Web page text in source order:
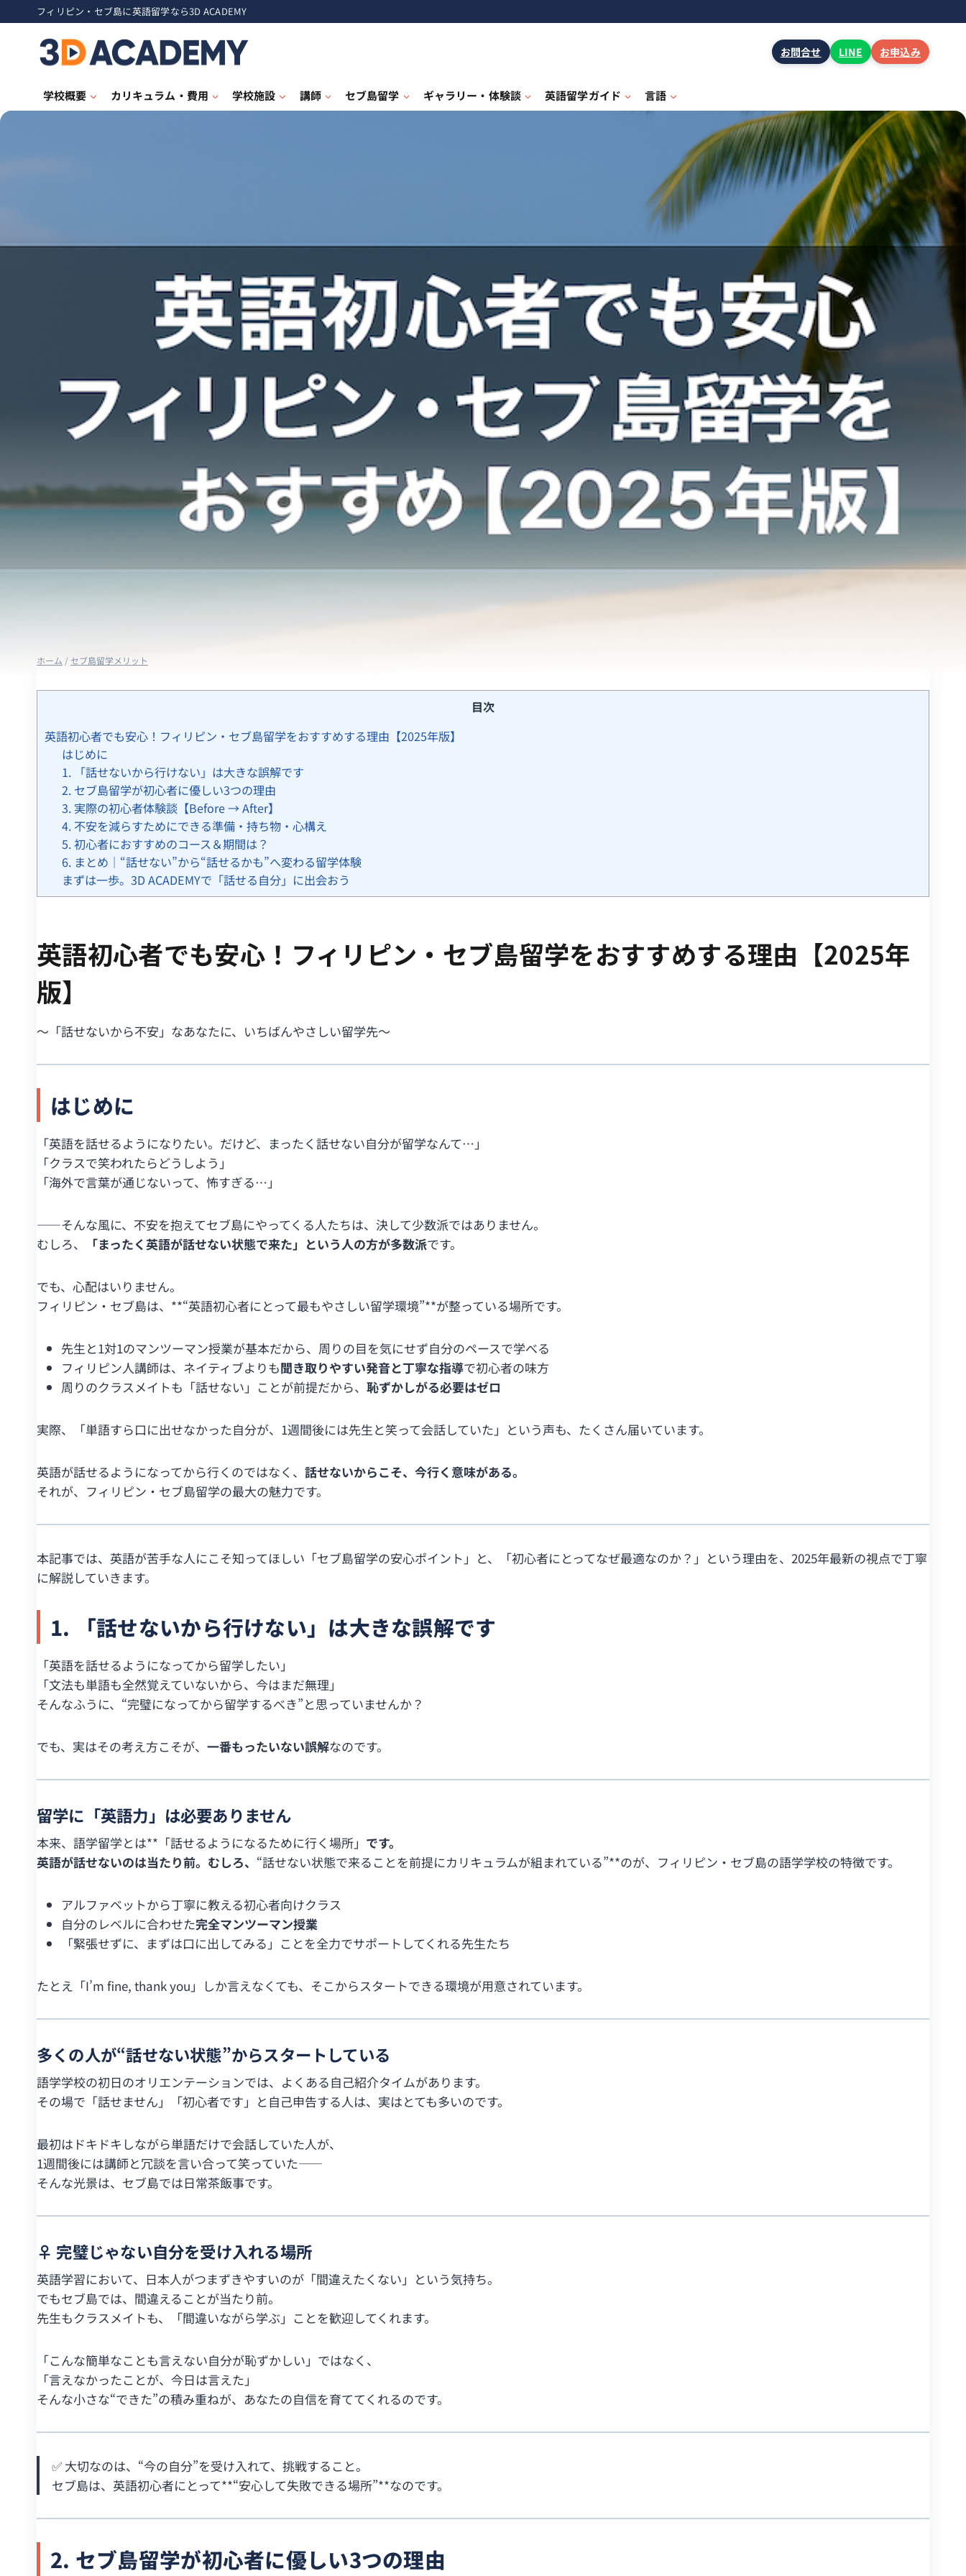
フィリピン・セブ島に英語留学なら3D ACADEMY
お問合せ LINE お申込み
学校概要 カリキュラム・費用 学校施設 講師 セブ島留学 ギャラリー・体験談 英語留学ガイド 言語
ホーム / セブ島留学メリット
目次
英語初心者でも安心！フィリピン・セブ島留学をおすすめする理由【2025年版】
はじめに
1. 「話せないから行けない」は大きな誤解です
2. セブ島留学が初心者に優しい3つの理由
3. 実際の初心者体験談【Before → After】
4. 不安を減らすためにできる準備・持ち物・心構え
5. 初心者におすすめのコース＆期間は？
6. まとめ｜“話せない”から“話せるかも”へ変わる留学体験
まずは一歩。3D ACADEMYで「話せる自分」に出会おう
英語初心者でも安心！フィリピン・セブ島留学をおすすめする理由【2025年
版】
〜「話せないから不安」なあなたに、いちばんやさしい留学先〜
はじめに
「英語を話せるようになりたい。だけど、まったく話せない自分が留学なんて…」
「クラスで笑われたらどうしよう」
「海外で言葉が通じないって、怖すぎる…」
――そんな風に、不安を抱えてセブ島にやってくる人たちは、決して少数派ではありません。
むしろ、
「まったく英語が話せない状態で来た」という人の方が多数派です。
でも、心配はいりません。
フィリピン・セブ島は、**“英語初心者にとって最もやさしい留学環境”**が整っている場所です。
先生と1対1のマンツーマン授業が基本だから、周りの目を気にせず自分のペースで学べる
フィリピン人講師は、ネイティブよりも聞き取りやすい発音と丁寧な指導で初心者の味方
周りのクラスメイトも「話せない」ことが前提だから、 恥ずかしがる必要はゼロ
実際、「単語すら口に出せなかった自分が、1週間後には先生と笑って会話していた」という声も、たくさん届いています。
英語が話せるようになってから行くのではなく、 話せないからこそ、今行く意味がある。
それが、フィリピン・セブ島留学の最大の魅力です。
本記事では、英語が苦手な人にこそ知ってほしい「セブ島留学の安心ポイント」と、「初心者にとってなぜ最適なのか？」という理由を、2025年最新の視点で丁寧
に解説していきます。
1. 「話せないから行けない」は大きな誤解です
「英語を話せるようになってから留学したい」
「文法も単語も全然覚えていないから、今はまだ無理」
そんなふうに、“完璧になってから留学するべき”と思っていませんか？
でも、実はその考え方こそが、 一番もったいない誤解なのです。
留学に「英語力」は必要ありません
本来、語学留学とは**「話せるようになるために行く場所」 です。
英語が話せないのは当たり前。むしろ、 “話せない状態で来ることを前提にカリキュラムが組まれている”**のが、フィリピン・セブ島の語学学校の特徴です。
アルファベットから丁寧に教える初心者向けクラス
自分のレベルに合わせた完全マンツーマン授業
「緊張せずに、まずは口に出してみる」ことを全力でサポートしてくれる先生たち
たとえ「I’m fine, thank you」しか言えなくても、そこからスタートできる環境が用意されています。
多くの人が“話せない状態”からスタートしている
語学学校の初日のオリエンテーションでは、よくある自己紹介タイムがあります。
その場で「話せません」「初心者です」と自己申告する人は、実はとても多いのです。
最初はドキドキしながら単語だけで会話していた人が、
1週間後には講師と冗談を言い合って笑っていた――
そんな光景は、セブ島では日常茶飯事です。
‍♀️ 完璧じゃない自分を受け入れる場所
英語学習において、日本人がつまずきやすいのが「間違えたくない」という気持ち。
でもセブ島では、間違えることが当たり前。
先生もクラスメイトも、「間違いながら学ぶ」ことを歓迎してくれます。
「こんな簡単なことも言えない自分が恥ずかしい」ではなく、
「言えなかったことが、今日は言えた」
そんな小さな“できた”の積み重ねが、あなたの自信を育ててくれるのです。
✅ 大切なのは、“今の自分”を受け入れて、挑戦すること。
セブ島は、英語初心者にとって**“安心して失敗できる場所”**なのです。
2. セブ島留学が初心者に優しい3つの理由